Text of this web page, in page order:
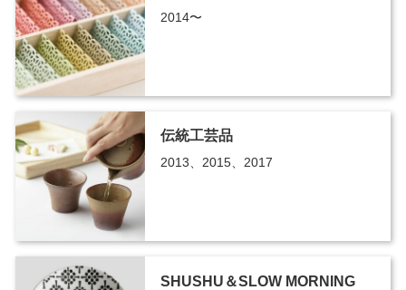
2014〜
伝統工芸品
2013、2015、2017
SHUSHU＆SLOW MORNING